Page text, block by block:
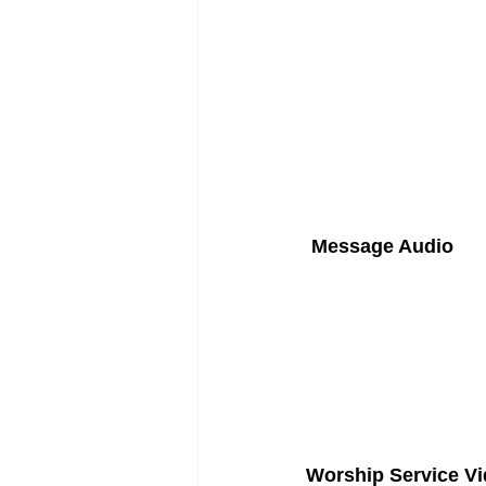
Message Audio
Worship Service